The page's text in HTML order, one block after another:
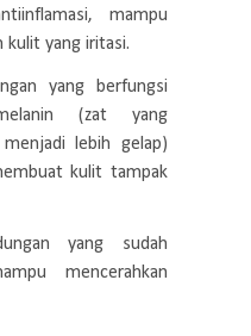
mampu
kulit yang iritasi.
yang berfungsi
(zat yang
lebih gelap)
kulit tampak
yang sudah
mencerahkan